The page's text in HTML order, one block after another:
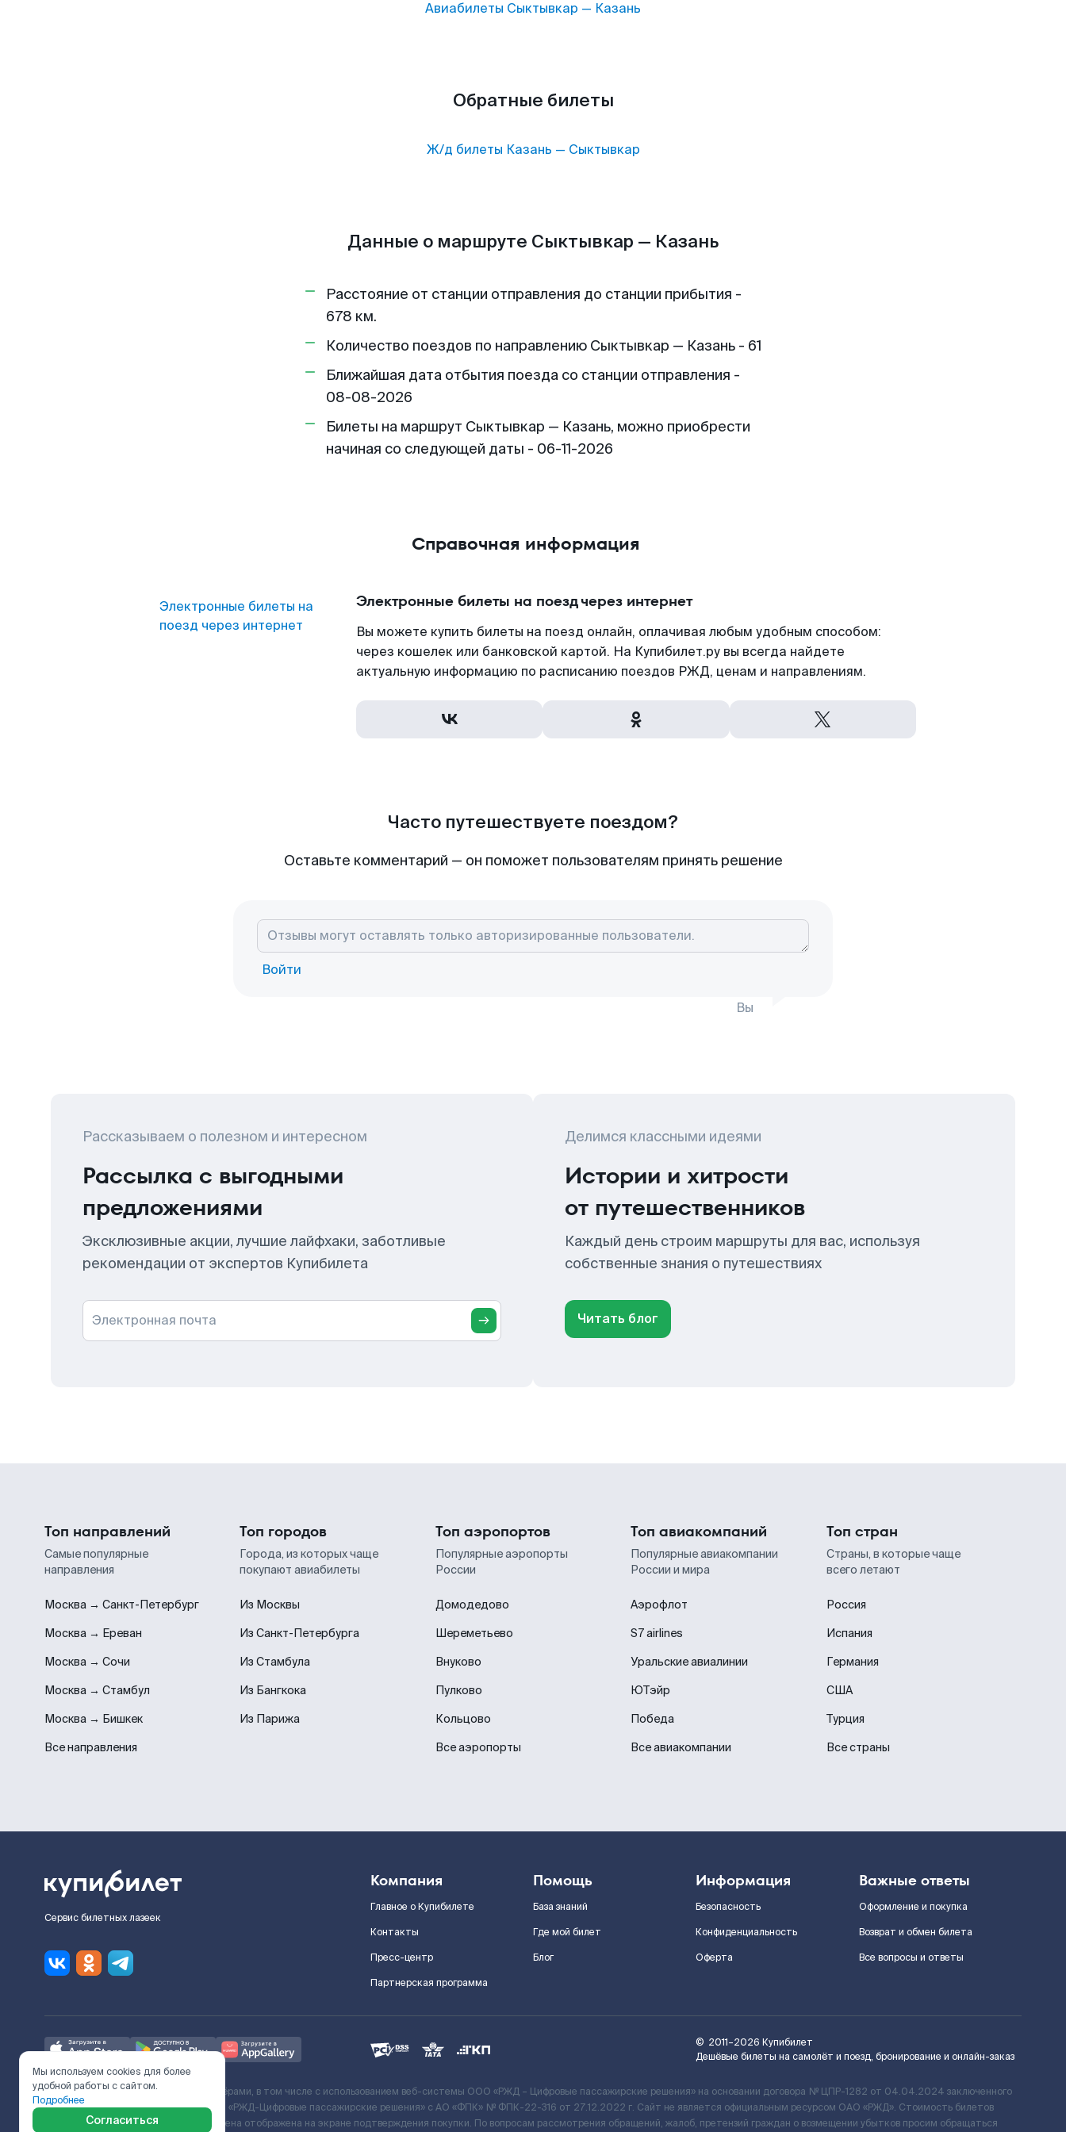
Авиабилеты Сыктывкар — Казань
Обратные билеты
Ж/д билеты Казань — Сыктывкар
Данные о маршруте Сыктывкар — Казань
Расстояние от станции отправления до станции прибытия -
678 км.
Количество поездов по направлению Сыктывкар — Казань - 61
Ближайшая дата отбытия поезда со станции отправления -
08-08-2026
Билеты на маршрут Сыктывкар — Казань, можно приобрести
начиная со следующей даты - 06-11-2026
Справочная информация
Электронные билеты на
поезд через интернет
Электронные билеты на поезд через интернет
Вы можете купить билеты на поезд онлайн, оплачивая любым удобным способом:
через кошелек или банковской картой. На Купибилет.ру вы всегда найдете
актуальную информацию по расписанию поездов РЖД, ценам и направлениям.
Часто путешествуете поездом?
Оставьте комментарий — он поможет пользователям принять решение
Войти
Вы
Рассказываем о полезном и интересном
Рассылка с выгодными
предложениями
Эксклюзивные акции, лучшие лайфхаки, заботливые
рекомендации от экспертов Купибилета
Электронная почта
Делимся классными идеями
Истории и хитрости
от путешественников
Каждый день строим маршруты для вас, используя
собственные знания о путешествиях
Читать блог
Топ направлений
Самые популярные
направления
Москва → Санкт-Петербург
Москва → Ереван
Москва → Сочи
Москва → Стамбул
Москва → Бишкек
Все направления
Топ городов
Города, из которых чаще
покупают авиабилеты
Из Москвы
Из Санкт-Петербурга
Из Стамбула
Из Бангкока
Из Парижа
Топ аэропортов
Популярные аэропорты
России
Домодедово
Шереметьево
Внуково
Пулково
Кольцово
Все аэропорты
Топ авиакомпаний
Популярные авиакомпании
России и мира
Аэрофлот
S7 airlines
Уральские авиалинии
ЮТэйр
Победа
Все авиакомпании
Топ стран
Страны, в которые чаще
всего летают
Россия
Испания
Германия
США
Турция
Все страны
Сервис билетных лазеек
Компания
Главное о Купибилете
Контакты
Пресс-центр
Партнерская программа
Помощь
База знаний
Где мой билет
Блог
Информация
Безопасность
Конфиденциальность
Оферта
Важные ответы
Оформление и покупка
Возврат и обмен билета
Все вопросы и ответы
© 2011–2026 Купибилет
Дешёвые билеты на самолёт и поезд, бронирование и онлайн-заказ
Ж/Д билеты предоставляются партнёрами, в том числе с использованием веб-системы ООО «РЖД – Цифровые пассажирские решения» на основании договора № ЦПР-1282 от 04.04.2024 заключенного
с Поставщиком услуг и Договора ООО «РЖД-Цифровые пассажирские решения» c АО «ФПК» № ФПК-22-316 от 27.12.2022 г. Сайт не является официальным ресурсом ОАО «РЖД». Стоимость билетов
включает сервисный сбор. Итоговая цена отображена на экране подтверждения покупки. По вопросам рассмотрения обращений, жалоб, претензий граждан о возмещении убытков просим обращаться
Мы используем cookies для более
удобной работы с сайтом.
Подробнее
Согласиться